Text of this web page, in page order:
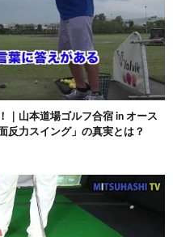
｜山本道場ゴルフ合宿 in オース
反力スイング」の真実とは？